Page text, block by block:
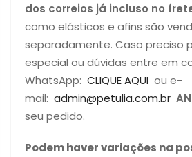
dos correios já incluso no
como elásticos e afins são
separadamente. Caso preciso
especial ou dúvidas entre em
WhatsApp: CLIQUE AQUI ou e-
mail: admin@petulia.com.br
seu pedido.
Podem haver variações na